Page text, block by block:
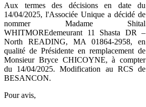
Aux termes des décisions en date du
14/04/2025, l'Associée Unique a décidé de
nommer Madame Shital
WHITMOREdemeurant 11 Shasta DR –
North READING, MA 01864-2958, en
qualité de Présidente en remplacement de
Monsieur Bryce CHICOYNE, à compter
du 14/04/2025. Modification au RCS de
BESANCON.
Pour avis,